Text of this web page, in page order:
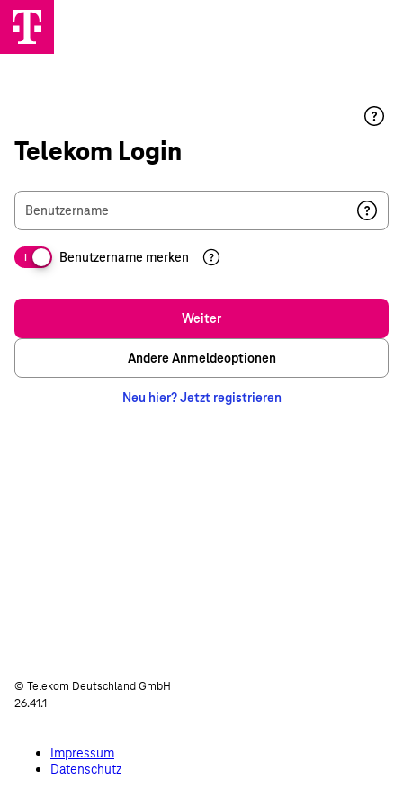
Telekom Login
Benutzername
I Benutzername merken
Weiter
Andere Anmeldeoptionen
Neu hier? Jetzt registrieren
© Telekom Deutschland GmbH
26.41.1
Impressum
Datenschutz